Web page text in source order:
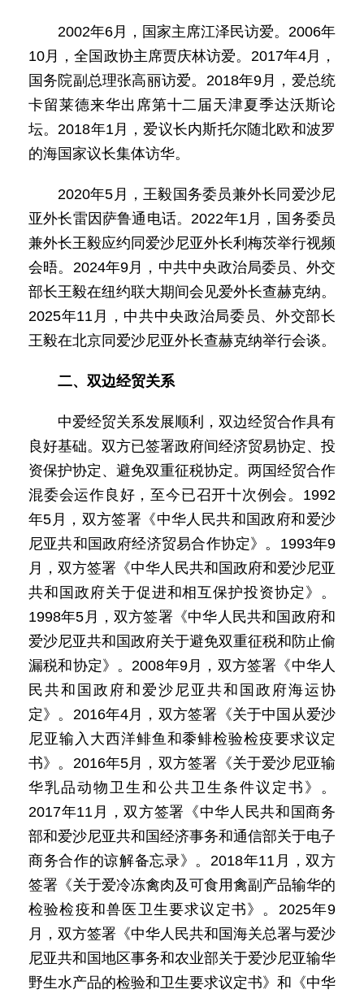
2002年6月，国家主席江泽民访爱。2006年
10月，全国政协主席贾庆林访爱。2017年4月，
国务院副总理张高丽访爱。2018年9月，爱总统
卡留莱德来华出席第十二届天津夏季达沃斯论
坛。2018年1月，爱议长内斯托尔随北欧和波罗
的海国家议长集体访华。
2020年5月，王毅国务委员兼外长同爱沙尼
亚外长雷因萨鲁通电话。2022年1月，国务委员
兼外长王毅应约同爱沙尼亚外长利梅茨举行视频
会晤。2024年9月，中共中央政治局委员、外交
部长王毅在纽约联大期间会见爱外长查赫克纳。
2025年11月，中共中央政治局委员、外交部长
王毅在北京同爱沙尼亚外长查赫克纳举行会谈。
二、双边经贸关系
中爱经贸关系发展顺利，双边经贸合作具有
良好基础。双方已签署政府间经济贸易协定、投
资保护协定、避免双重征税协定。两国经贸合作
混委会运作良好，至今已召开十次例会。1992
年5月，双方签署《中华人民共和国政府和爱沙
尼亚共和国政府经济贸易合作协定》。1993年9
月，双方签署《中华人民共和国政府和爱沙尼亚
共和国政府关于促进和相互保护投资协定》。
1998年5月，双方签署《中华人民共和国政府和
爱沙尼亚共和国政府关于避免双重征税和防止偷
漏税和协定》。2008年9月，双方签署《中华人
民共和国政府和爱沙尼亚共和国政府海运协
定》。2016年4月，双方签署《关于中国从爱沙
尼亚输入大西洋鲱鱼和黍鲱检验检疫要求议定
书》。2016年5月，双方签署《关于爱沙尼亚输
华乳品动物卫生和公共卫生条件议定书》。
2017年11月，双方签署《中华人民共和国商务
部和爱沙尼亚共和国经济事务和通信部关于电子
商务合作的谅解备忘录》。2018年11月，双方
签署《关于爱冷冻禽肉及可食用禽副产品输华的
检验检疫和兽医卫生要求议定书》。2025年9
月，双方签署《中华人民共和国海关总署与爱沙
尼亚共和国地区事务和农业部关于爱沙尼亚输华
野生水产品的检验和卫生要求议定书》和《中华